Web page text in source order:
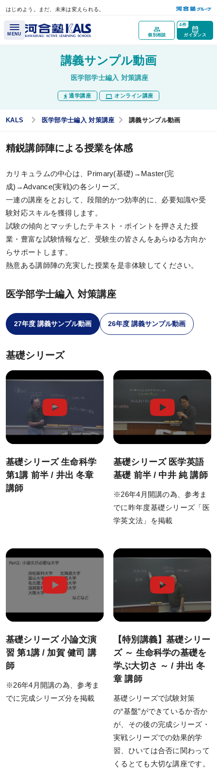
はじめよう。まだ、未来は変えられる。
メインコンテンツへスキップ
MENU 個別相談 ガイダンス
4件
講座トップページ
医学部学士編入とは？
医学部再受験（一般入試）と学士編入試験の違いとは？
試験情報ガイダンス／
医学部学士編入実施大学
講師紹介
ガイダンス・個別相談
チューター個別相談
過去のガイダンス・説明会
カリキュラム
カリキュラム一覧
基礎シリーズ
完成シリーズ
物理化学シリーズ
オプション科目
講義サンプル動画
合格実績
合格体験記
模試・テスト
公開模試
生命科学テストバンク(基礎編)
講義サンプル動画
医学部学士編入 対策講座
通学講座 オンライン講座
KALS 医学部学士編入 対策講座 講義サンプル動画
精鋭講師陣による授業を体感
カリキュラムの中心は、Primary(基礎)→Master(完
成)→Advance(実戦)の各シリーズ。
一連の講座をとおして、段階的かつ効率的に、必要知識や受
験対応スキルを獲得します。
試験の傾向とマッチしたテキスト・ポイントを押さえた授
業・豊富な試験情報など、受験生の皆さんをあらゆる方向か
らサポートします。
熱意ある講師陣の充実した授業を是非体験してください。
医学部学士編入 対策講座
27年度 講義サンプル動画 26年度 講義サンプル動画
基礎シリーズ
基礎シリーズ 生命科学
第1講 前半 / 井出 冬章
講師
基礎シリーズ 医学英語
基礎 前半 / 中井 純 講師
※26年4月開講の為、参考ま
でに昨年度基礎シリーズ「医
学英文法」を掲載
基礎シリーズ 小論文演
習 第1講 / 加賀 健司 講
師
※26年4月開講の為、参考ま
でに完成シリーズ分を掲載
【特別講義】基礎シリー
ズ ～ 生命科学の基礎を
学ぶ大切さ ～ / 井出 冬
章 講師
基礎シリーズで試験対策
の“基盤”ができているか否か
が、その後の完成シリーズ・
実戦シリーズでの効果的学
習、ひいては合否に関わって
くるとても大切な講座です。